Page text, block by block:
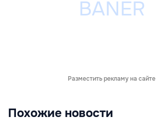
Разместить рекламу на сайте
Похожие новости